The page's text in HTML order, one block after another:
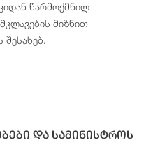
წარმოქმნილ
მიზნით
შესახებ.
და სამინისტროს